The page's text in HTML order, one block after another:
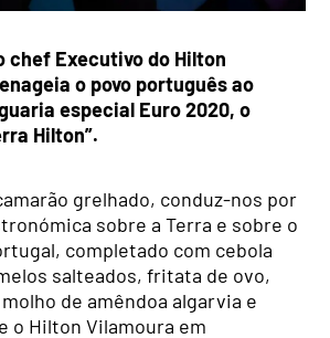
chef Executivo do Hilton
o povo português ao
especial Euro 2020, o
Hilton”.
grelhado, conduz-nos por
sobre a Terra e sobre o
completado com cebola
salteados, fritata de ovo,
de amêndoa algarvia e
o Hilton Vilamoura em